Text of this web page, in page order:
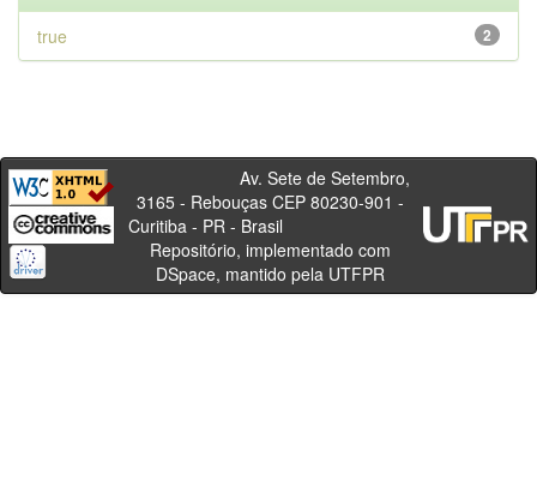
2
true
Av. Sete de Setembro,
3165 - Rebouças CEP 80230-901 -
Curitiba - PR - Brasil
Repositório, implementado com
DSpace, mantido pela UTFPR